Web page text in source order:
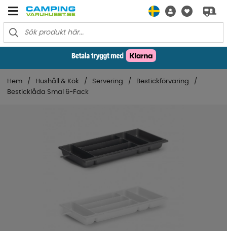
Hem Hushåll & Kök Servering
Bestickförvaring
Besticklåda Smal 6-Fack